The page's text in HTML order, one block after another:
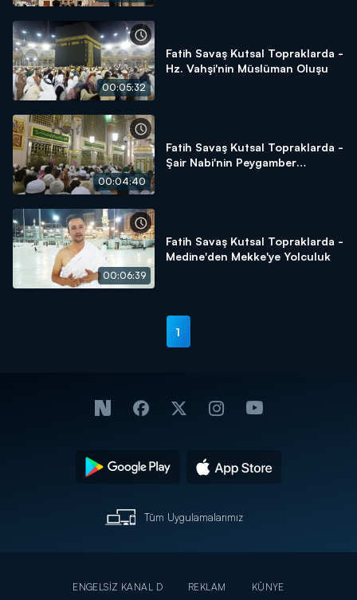
00:05:32
Fatih Savaş Kutsal Topraklarda -
Hz. Vahşi'nin Müslüman Oluşu
00:04:40
Fatih Savaş Kutsal Topraklarda -
Şair Nabi'nin Peygamber
00:06:39
Fatih Savaş Kutsal Topraklarda -
Medine'den Mekke'ye Yolculuk
1
Tüm Uygulamalarımız
ENGELSİZ KANAL D REKLAM
KÜNYE